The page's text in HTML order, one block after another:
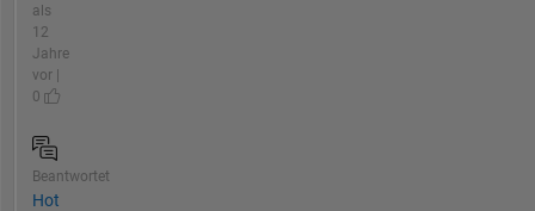
als
12
Jahre
vor |
0
Beantwortet
Hot